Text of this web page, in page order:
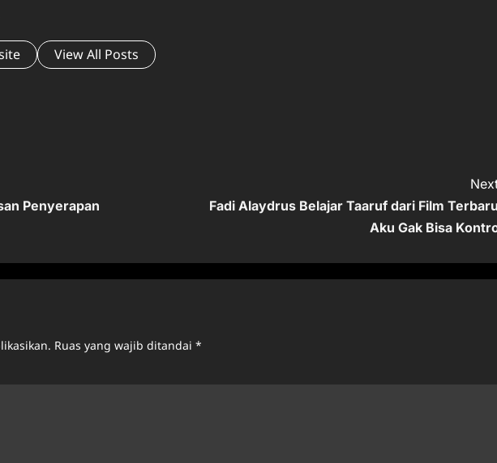
View All Posts
Penyerapan
Fadi Alaydrus Belajar Taaruf dari Film
Aku Gak Bisa
Ruas yang wajib ditandai *